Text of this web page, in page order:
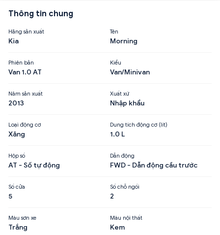
Thông tin chung
Hãng sản xuất
Kia
Tên
Morning
Phiên bản
Van 1.0 AT
Kiểu
Van/Minivan
Năm sản xuất
2013
Xuất xứ
Nhập khẩu
Loại động cơ
Xăng
Dung tích động cơ (lít)
1.0 L
Hộp số
AT - Số tự động
Dẫn động
FWD - Dẫn động cầu trước
Số cửa
5
Số chỗ ngồi
2
Màu sơn xe
Trắng
Màu nội thất
Kem